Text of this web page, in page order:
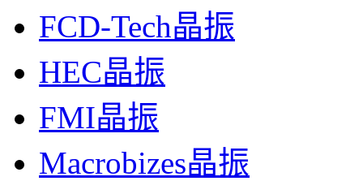
FCD-Tech晶振
HEC晶振
FMI晶振
Macrobizes晶振